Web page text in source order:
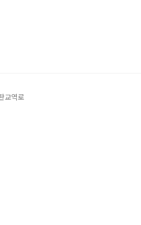
교역로